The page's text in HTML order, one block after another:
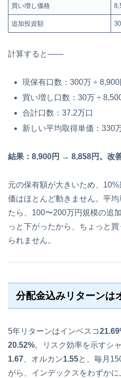
買い増し価格
追加投資額
計算すると——
現保有口数：300万 ÷
買い増し口数：30万 ÷
合計口数：37.2万口
新しい平均取得単価：330
結果：8,900円 → 8,858円。改
元の保有額が大きいため、
価はほとんど動きません。平
たら、100〜200万円規模の追
っと下がったから、ちょっと
られません。
分配金込みリターンは
5年リターンはインベスコ
20.52%。リスク効率を示すシ
1.67 、オルカン1.55と、毎月
がら、インデックスをわずかに